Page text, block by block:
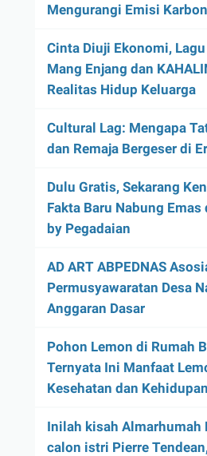
Mengurangi Emisi
Cinta Diuji Ekonomi,
Mang Enjang dan
Realitas Hidup Keluarga
Cultural Lag: Mengapa
dan Remaja Bergeser di
Dulu Gratis, Sekarang
Fakta Baru Nabung
by Pegadaian
AD ART ABPEDNAS
Permusyawaratan Desa
Anggaran Dasar
Pohon Lemon di Rumah
Ternyata Ini Manfaat
Kesehatan dan
Inilah kisah Almarhumah
calon istri Pierre